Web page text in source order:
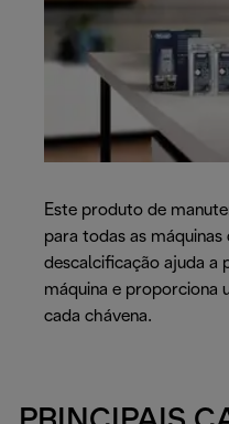
Este produto de
para todas as
descalcificação ajuda a
máquina e proporciona
cada chávena.